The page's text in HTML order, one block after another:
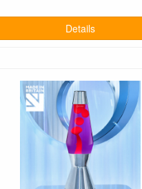
Details